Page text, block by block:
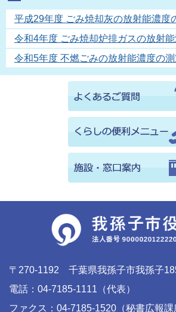
平成29年度 ごみ焼却灰の放射能濃度
令和4年度 ごみ焼却炉排ガスの放射
令和5年度 不燃ごみの放射能濃度の
〒270-1192 千葉県我孫子市我孫子
電話：04-7185-1111（代表）
ファクス：04-7185-1520（秘書広報課